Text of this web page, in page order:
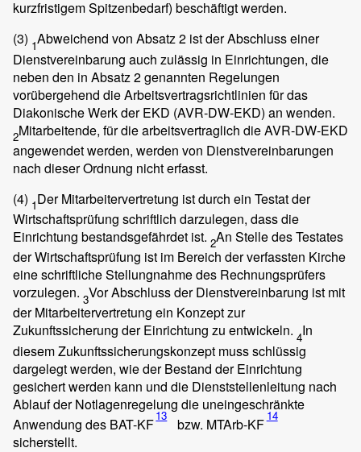
kurzfristigem Spitzenbedarf) beschäftigt werden.
(3) 1Abweichend von Absatz 2 ist der Abschluss einer
Dienstvereinbarung auch zulässig in Einrichtungen, die
neben den in Absatz 2 genannten Regelungen
vorübergehend die Arbeitsvertragsrichtlinien für das
Diakonische Werk der EKD (AVR-DW-EKD) an wenden.
2Mitarbeitende, für die arbeitsvertraglich die AVR-DW-EKD
angewendet werden, werden von Dienstvereinbarungen
nach dieser Ordnung nicht erfasst.
(4) 1Der Mitarbeitervertretung ist durch ein Testat der
Wirtschaftsprüfung schriftlich darzulegen, dass die
Einrichtung bestandsgefährdet ist. 2An Stelle des Testates
der Wirtschaftsprüfung ist im Bereich der verfassten Kirche
eine schriftliche Stellungnahme des Rechnungsprüfers
vorzulegen. 3Vor Abschluss der Dienstvereinbarung ist mit
der Mitarbeitervertretung ein Konzept zur
Zukunftssicherung der Einrichtung zu entwickeln. 4In
diesem Zukunftssicherungskonzept muss schlüssig
dargelegt werden, wie der Bestand der Einrichtung
gesichert werden kann und die Dienststellenleitung nach
Ablauf der Notlagenregelung die uneingeschränkte
Anwendung des BAT-KF13 bzw. MTArb-KF 14
sicherstellt.